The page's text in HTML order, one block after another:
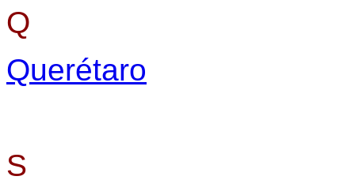
Q
Querétaro
S